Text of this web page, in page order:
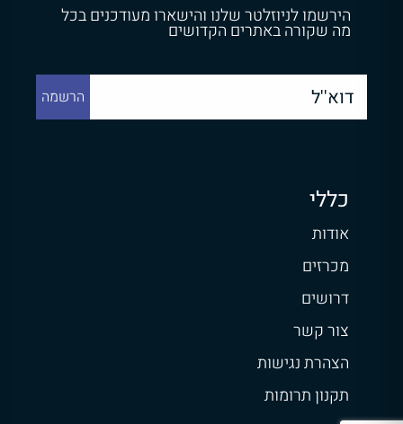
הירשמו לניוזלטר שלנו והישארו מעודכנים בכל
מה שקורה באתרים הקדושים
כללי
אודות
מכרזים
דרושים
צור קשר
הצהרת נגישות
תקנון תרומות